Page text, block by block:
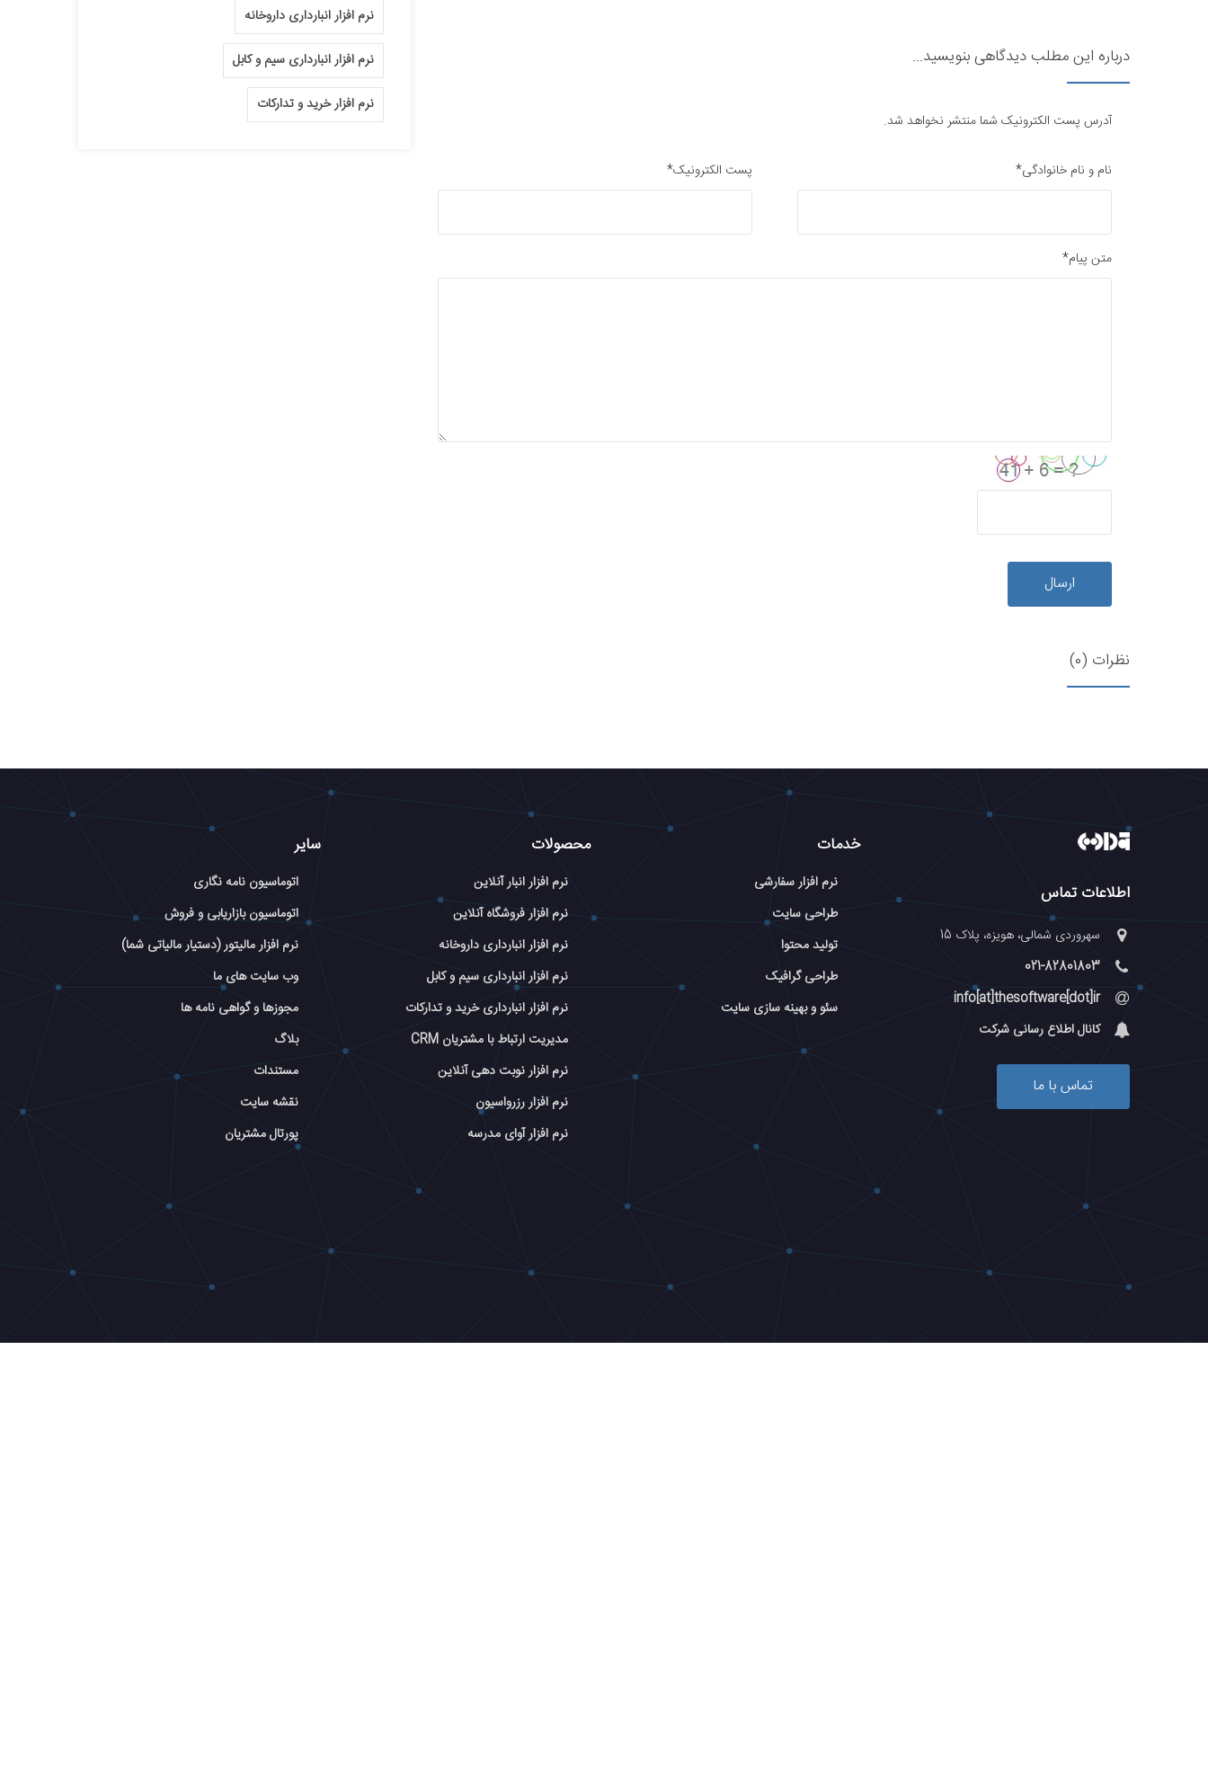
درباره این مطلب دیدگاهی بنویسید...
آدرس پست الکترونیک شما منتشر نخواهد شد.
نام و نام خانوادگی* پست الکترونیک*
متن پیام*
ارسال
نظرات (0)
نرم افزار انبارداری داروخانه
نرم افزار انبارداری سیم و کابل
نرم افزار خرید و تدارکات
اطلاعات تماس
سهروردی شمالی، هویزه، پلاک 15
021-82801803
info[at]thesoftware[dot]ir
کانال اطلاع رسانی شرکت
تماس با ما
خدمات
نرم افزار سفارشی
طراحی سایت
تولید محتوا
طراحی گرافیک
سئو و بهینه سازی سایت
محصولات
نرم افزار انبار آنلاین
نرم افزار فروشگاه آنلاین
نرم افزار انبارداری داروخانه
نرم افزار انبارداری سیم و کابل
نرم افزار انبارداری خرید و تدارکات
مدیریت ارتباط با مشتریان CRM
نرم افزار نوبت دهی آنلاین
نرم افزار رزرواسیون
نرم افزار آوای مدرسه
سایر
اتوماسیون نامه نگاری
اتوماسیون بازاریابی و فروش
نرم افزار مالیتور (دستیار مالیاتی شما)
وب سایت های ما
مجوزها و گواهی نامه ها
بلاگ
مستندات
نقشه سایت
پورتال مشتریان